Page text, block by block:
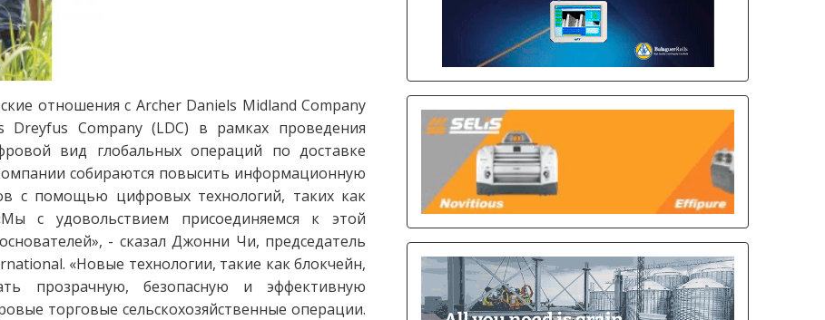
отношения с Archer Daniels Midland Company
Company (LDC) в рамках проведения
вид глобальных операций по доставке
собираются повысить информационную
с помощью цифровых технологий, таких как
с удовольствием присоединяемся к этой
- сказал Джонни Чи, председатель
«Новые технологии, такие как блокчейн,
прозрачную, безопасную и эффективную
торговые сельскохозяйственные операции.